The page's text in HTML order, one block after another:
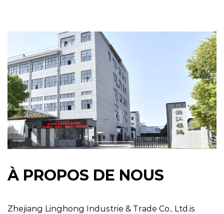
À PROPOS DE NOUS
Zhejiang Linghong Industrie & Trade Co., Ltd.is